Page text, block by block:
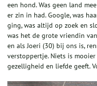
een hond. Was geen land
er zin in had. Google, was
ging, was altijd op zoek en
was het de grote vriendin
en als Joeri (30) bij ons is,
verstoppertje. Niets is
gezelligheid en liefde geeft.